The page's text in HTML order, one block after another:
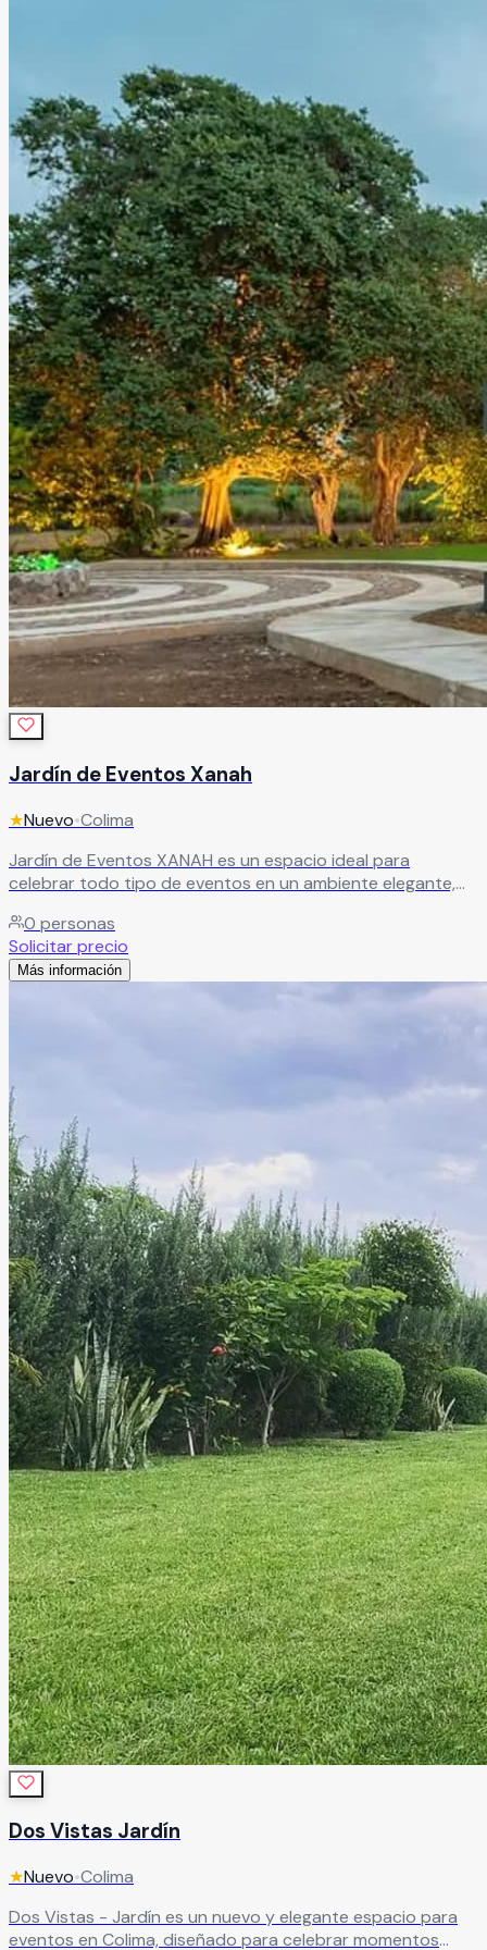
Leer más
Jardín de Eventos Xanah
★Nuevo•Colima
Jardín de Eventos XANAH es un espacio ideal para
celebrar todo tipo de eventos en un ambiente elegante,
excelente ubicación y modernas instalaciones, este
recinto es perfecto para bodas, XV años, aniversarios,
graduaciones, reuniones familiares, eventos corporativos y
momentos inolvidables junto a tus invitados.
Leer más
0 personas
Solicitar precio
Más información
Dos Vistas Jardín
★Nuevo•Colima
Dos Vistas - Jardín es un nuevo y elegante espacio para
eventos en Colima, diseñado para celebrar momentos